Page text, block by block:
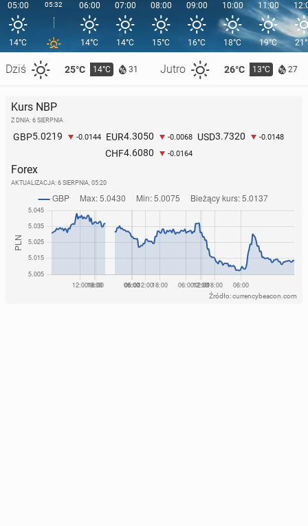
05:00
14°C
Dziś 25°C 14°C 31 Jutro 26°C 13°C 27
05:32 06:00
14°C
07:00
14°C
08:00
15°C
09:00
16°C
10:00
18°C
11:00
19°C
Kurs NBP
Z DNIA: 6 SIERPNIA
GBP5.0219 -0.0144 EUR4.3050 -0.0068 USD3.7320 -0.0148
CHF4.6080 -0.0164
Forex
AKTUALIZACJA: 6 SIERPNIA, 05:20
Źródło: currencybeacon.com